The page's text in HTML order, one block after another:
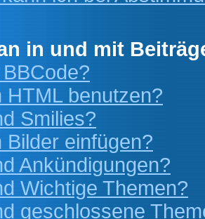
in und mit
HTML benutzen?
Smilies?
Bilder einfügen?
Ankündigungen?
Wichtige Themen?
geschlossene